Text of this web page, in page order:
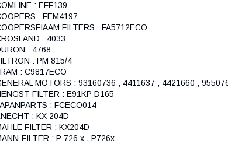
: EFF139
: FEM4197
FILTERS : FA5712ECO
: 4033
: 4768
: PM 815/4
: C9817ECO
MOTORS : 93160736 , 4411637 , 4421660 ,
FILTER : E91KP D165
: FCECO014
: KX 204D
FILTER : KX204D
FILTER : P 726 x , P726x